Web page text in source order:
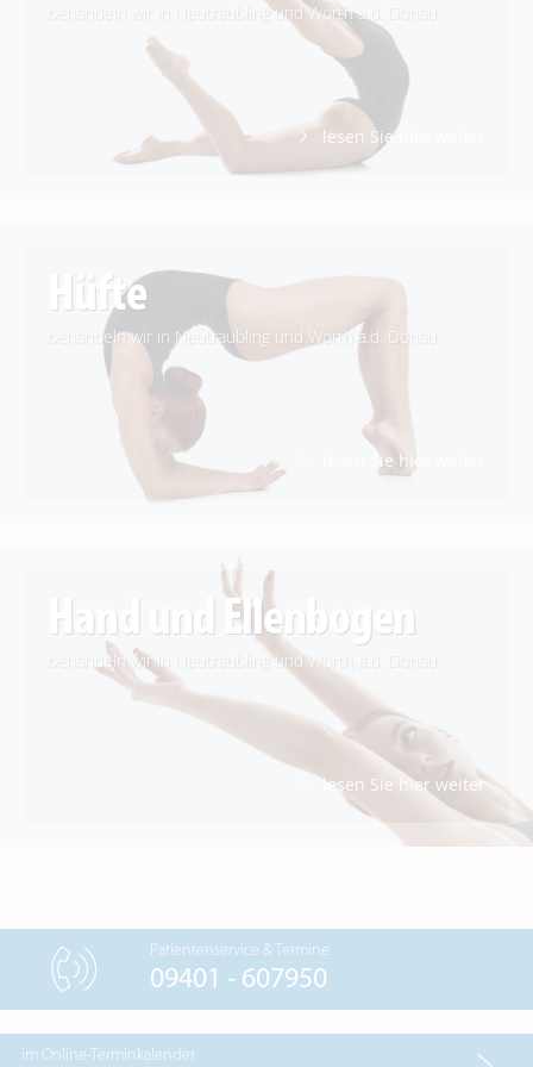
behandeln wir in Neutraubling und Wörth a.d. Donau
lesen Sie hier weiter
Das Hüftgelenk ist vielfältigen Anforderungen und
Belastungen ausgesetzt. Um Beschwerden zu beseitigen,
sollten schonende Behandlungsmethoden genutzt
lesen Sie hier weiter
Hüfte
behandeln wir in Neutraubling und Wörth a.d. Donau
lesen Sie hier weiter
Hand- und Ellenbogenspezialisten bei MedArtes
Die Therapie der Hand stellt aufgrund der komplexen
Anatomie eine besondere Herausforderung dar. Hohe
Fachkompetenz und Spezialisierung werden vorausgesetzt.
Hand und Ellenbogen
behandeln wir in Neutraubling und Wörth a.d. Donau
lesen Sie hier weiter
Patientenservice & Termine
09401 - 607950
im Online-Terminkalender